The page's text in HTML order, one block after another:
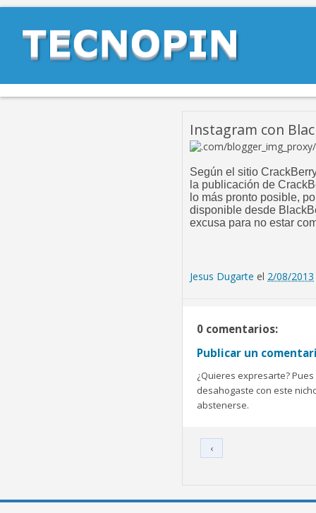
Instagram con
Según el sitio
la publicación de
lo más pronto posible,
disponible desde
excusa para no estar
Jesus Dugarte el 2/08/2013
0 comentarios:
Publicar un
¿Quieres expresarte?
desahogaste con este
abstenerse.
‹